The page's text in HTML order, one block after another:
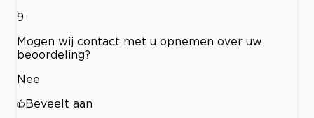
9
Mogen wij contact met u opnemen over uw
beoordeling?
Nee
Beveelt aan